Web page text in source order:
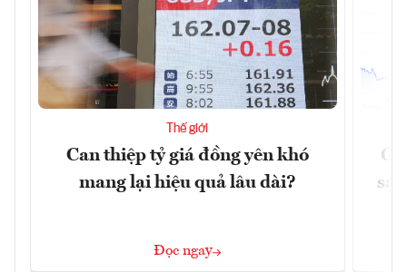
Thế giới
Can thiệp tỷ giá đồng yên khó
mang lại hiệu quả lâu dài?
Đọc ngay